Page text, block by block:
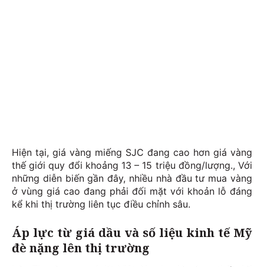
Hiện tại, giá vàng miếng SJC đang cao hơn giá vàng
thế giới quy đổi khoảng 13 – 15 triệu đồng/lượng., Với
những diễn biến gần đây, nhiều nhà đầu tư mua vàng
ở vùng giá cao đang phải đối mặt với khoản lỗ đáng
kể khi thị trường liên tục điều chỉnh sâu.
Áp lực từ giá dầu và số liệu kinh tế Mỹ
đè nặng lên thị trường